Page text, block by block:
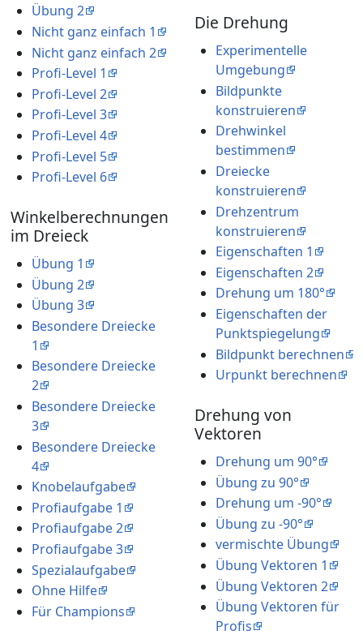
Übung 2
Nicht ganz einfach 1
Nicht ganz einfach 2
Profi-Level 1
Profi-Level 2
Profi-Level 3
Profi-Level 4
Profi-Level 5
Profi-Level 6
Winkelberechnungen
im Dreieck
Übung 1
Übung 2
Übung 3
Besondere Dreiecke
1
Besondere Dreiecke
2
Besondere Dreiecke
3
Besondere Dreiecke
4
Knobelaufgabe
Profiaufgabe 1
Profiaufgabe 2
Profiaufgabe 3
Spezialaufgabe
Ohne Hilfe
Für Champions
Die Drehung
Experimentelle
Umgebung
Bildpunkte
konstruieren
Drehwinkel
bestimmen
Dreiecke
konstruieren
Drehzentrum
konstruieren
Eigenschaften 1
Eigenschaften 2
Drehung um 180°
Eigenschaften der
Punktspiegelung
Bildpunkt berechnen
Urpunkt berechnen
Drehung von
Vektoren
Drehung um 90°
Übung zu 90°
Drehung um -90°
Übung zu -90°
vermischte Übung
Übung Vektoren 1
Übung Vektoren 2
Übung Vektoren für
Profis